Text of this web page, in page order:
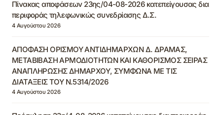
Πίνακας αποφάσεων 23ης/04-08-2026 κατεπείγουσας δια
περιφοράς τηλεφωνικώς συνεδρίασης Δ.Σ.
4 Αυγούστου 2026
ΑΠΟΦΑΣΗ ΟΡΙΣΜΟΥ ΑΝΤΙΔΗΜΑΡΧΩΝ Δ. ΔΡΑΜΑΣ,
ΜΕΤΑΒΙΒΑΣΗ ΑΡΜΟΔΙΟΤΗΤΩΝ ΚΑΙ ΚΑΘΟΡΙΣΜΟΣ ΣΕΙΡΑΣ
ΑΝΑΠΛΗΡΩΣΗΣ ΔΗΜΑΡΧΟΥ, ΣΥΜΦΩΝΑ ΜΕ ΤΙΣ
ΔΙΑΤΑΞΕΙΣ ΤΟΥ Ν.5314/2026
4 Αυγούστου 2026